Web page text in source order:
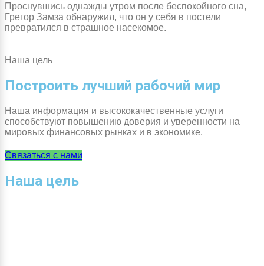
Проснувшись однажды утром после беспокойного сна,
Грегор Замза обнаружил, что он у себя в постели
превратился в страшное насекомое.
Наша цель
Построить лучший рабочий мир
Наша информация и высококачественные услуги
способствуют повышению доверия и уверенности на
мировых финансовых рынках и в экономике.
Связаться с нами
Наша цель